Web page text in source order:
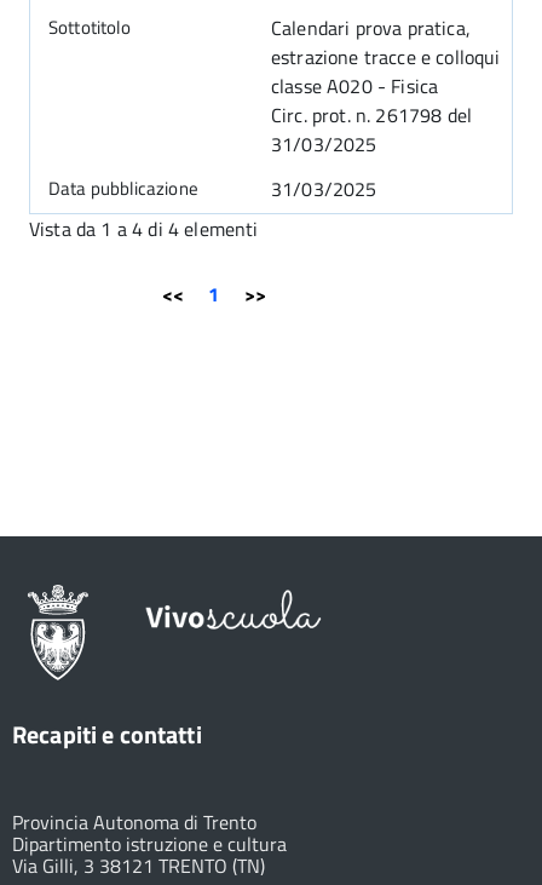
Calendari prova pratica,
estrazione tracce e colloqui
classe A020 - Fisica
Circ. prot. n. 261798 del
31/03/2025
31/03/2025
Vista da 1 a 4 di 4 elementi
<< 1 >>
Recapiti e contatti
Provincia Autonoma di Trento
Dipartimento istruzione e cultura
Via Gilli, 3 38121 TRENTO (TN)